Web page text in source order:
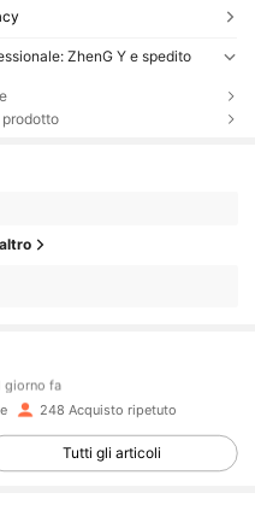
ZhenG Y e spedito
giorno fa
248 Acquisto ripetuto
Tutti gli articoli